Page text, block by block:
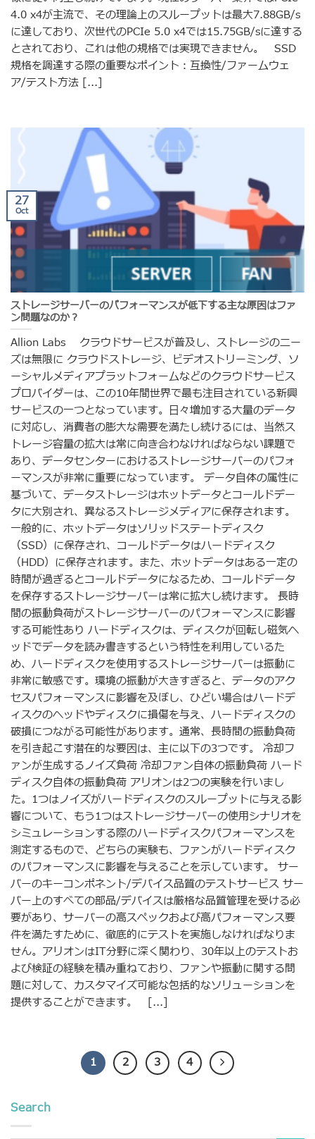
4.0 x4が主流で、その理論上のスループットは最大7.88GB/s
に達しており、次世代のPCIe 5.0 x4では15.75GB/sに達する
とされており、これは他の規格では実現できません。 SSD
規格を調達する際の重要なポイント：互換性/ファームウェ
ア/テスト方法 [...]
ストレージサーバーのパフォーマンスが低下する主な原因はファ
ン問題なのか？
Allion Labs クラウドサービスが普及し、ストレージのニー
ズは無限に クラウドストレージ、ビデオストリーミング、ソ
ーシャルメディアプラットフォームなどのクラウドサービス
プロバイダーは、この10年間世界で最も注目されている新興
サービスの一つとなっています。日々増加する大量のデータ
に対応し、消費者の膨大な需要を満たし続けるには、当然ス
トレージ容量の拡大は常に向き合わなければならない課題で
あり、データセンターにおけるストレージサーバーのパフォ
ーマンスが非常に重要になっています。 データ自体の属性に
基づいて、データストレージはホットデータとコールドデー
タに大別され、異なるストレージメディアに保存されます。
一般的に、ホットデータはソリッドステートディスク
（SSD）に保存され、コールドデータはハードディスク
（HDD）に保存されます。また、ホットデータはある一定の
時間が過ぎるとコールドデータになるため、コールドデータ
を保存するストレージサーバーは常に拡大し続けます。 長時
間の振動負荷がストレージサーバーのパフォーマンスに影響
する可能性あり ハードディスクは、ディスクが回転し磁気ヘ
ッドでデータを読み書きするという特性を利用しているた
め、ハードディスクを使用するストレージサーバーは振動に
非常に敏感です。環境の振動が大きすぎると、データのアク
セスパフォーマンスに影響を及ぼし、ひどい場合はハードデ
ィスクのヘッドやディスクに損傷を与え、ハードディスクの
破損につながる可能性があります。通常、長時間の振動負荷
を引き起こす潜在的な要因は、主に以下の3つです。 冷却フ
ァンが生成するノイズ負荷 冷却ファン自体の振動負荷 ハード
ディスク自体の振動負荷 アリオンは2つの実験を行いまし
た。1つはノイズがハードディスクのスループットに与える影
響について、もう1つはストレージサーバーの使用シナリオを
シミュレーションする際のハードディスクパフォーマンスを
測定するもので、どちらの実験も、ファンがハードディスク
のパフォーマンスに影響を与えることを示しています。 サー
バーのキーコンポネント/デバイス品質のテストサービス サー
バー上のすべての部品/デバイスは厳格な品質管理を受ける必
要があり、サーバーの高スペックおよび高パフォーマンス要
件を満たすために、徹底的にテストを実施しなければなりま
せん。アリオンはIT分野に深く関わり、30年以上のテストお
よび検証の経験を積み重ねており、ファンや振動に関する問
題に対して、カスタマイズ可能な包括的なソリューションを
提供することができます。 [...]
27
Oct
1 2 3 4
Search